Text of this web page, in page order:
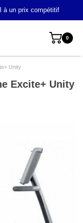
à un prix compétitif
0
Unity
Excite+ Unity